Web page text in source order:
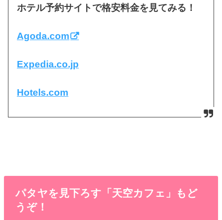
ホテル予約サイトで格安料金を見てみる！
Agoda.com
Expedia.co.jp
Hotels.com
パタヤを見下ろす「天空カフェ」もど
うぞ！